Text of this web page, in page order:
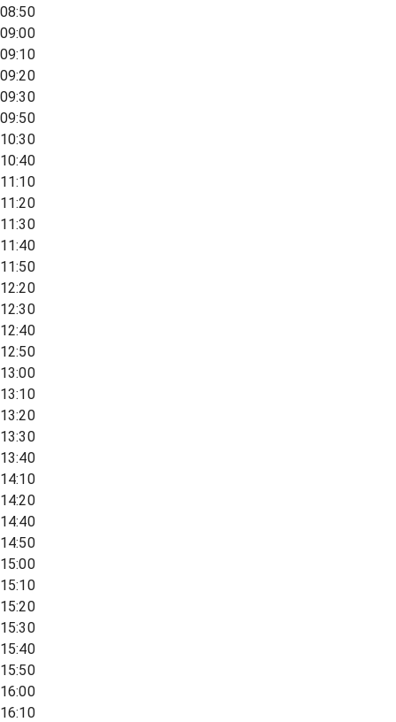
08:50
09:00
09:10
09:20
09:30
09:50
10:30
10:40
11:10
11:20
11:30
11:40
11:50
12:20
12:30
12:40
12:50
13:00
13:10
13:20
13:30
13:40
14:10
14:20
14:40
14:50
15:00
15:10
15:20
15:30
15:40
15:50
16:00
16:10